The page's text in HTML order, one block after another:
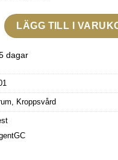
g Tangent GC mängd
LÄGG TILL I
dagar
, Kroppsvård